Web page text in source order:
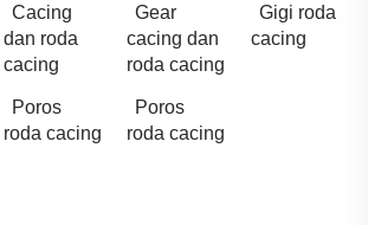
Cacing
dan roda
cacing
Gear
cacing dan
roda cacing
Gigi roda
cacing
Poros
roda cacing
Poros
roda cacing